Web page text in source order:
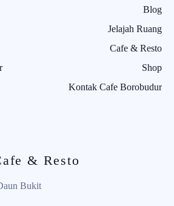
Blog
Jelajah Ruang
Cafe & Resto
Shop
Kontak Cafe Borobudur
& Resto
Bukit